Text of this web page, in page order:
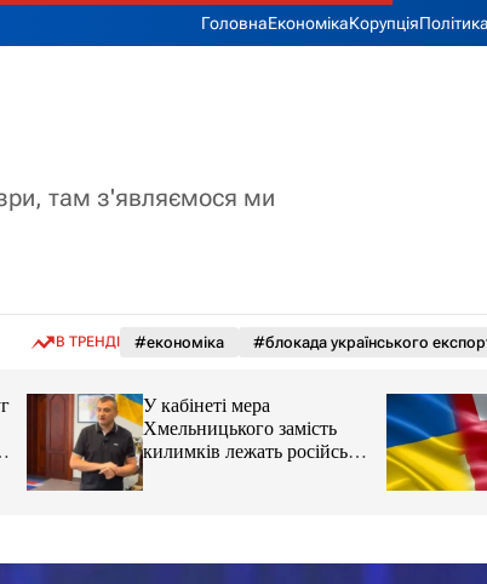
ГоловнаЕкономікаКорупціяПолітика
там з'являємося ми
В ТРЕНДІ #економіка #блокада українського
У кабінеті мера
Хмельницького замість
килимків лежать російські
прапори (відео)